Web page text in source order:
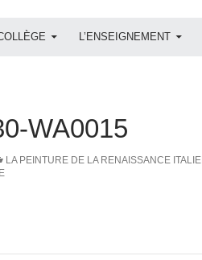
L’ENSEIGNEMENT
WA0015
LA PEINTURE DE LA RENAISSANCE